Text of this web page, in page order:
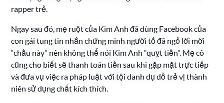
rapper trẻ.
Ngay sau đó, mẹ ruột của Kim Anh đã dùng Facebook của
con gái tung tin nhắn chứng minh người tố đã ngỏ lời mời
“chầu này” nên không thể nói Kim Anh “quỵt tiền”. Mẹ cô
cũng cho biết sẽ thanh toán tiền sau khi gặp mặt trực tiếp
và đưa vụ việc ra pháp luật với tội danh dụ dỗ trẻ vị thành
niên sử dụng chất kích thích.